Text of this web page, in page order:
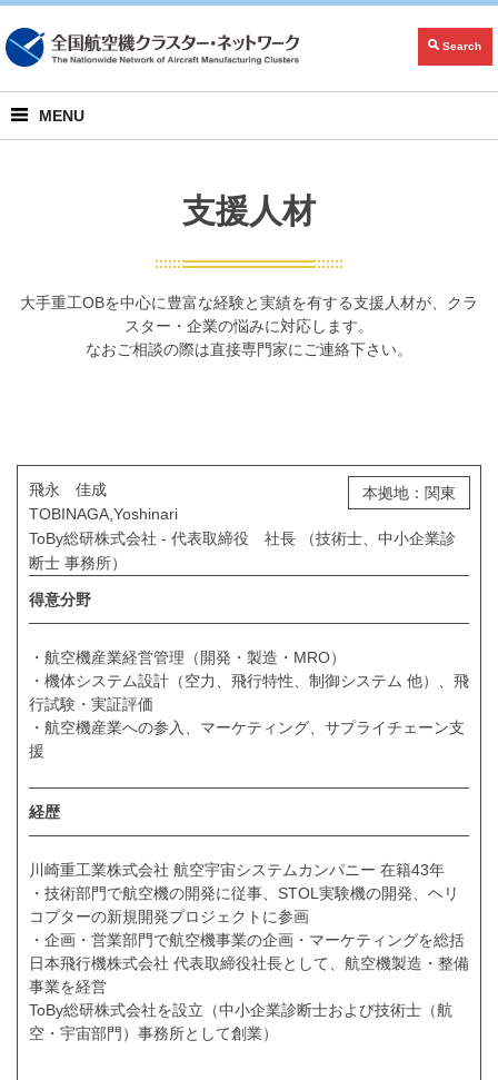
Search
MENU
支援人材
大手重工OBを中心に豊富な経験と実績を有する支援人材が、クラ
スター・企業の悩みに対応します。
なおご相談の際は直接専門家にご連絡下さい。
飛永 佳成
TOBINAGA,Yoshinari
ToBy総研株式会社 - 代表取締役 社長 （技術士、中小企業診
断士 事務所）
本拠地：関東
得意分野
・航空機産業経営管理（開発・製造・MRO）
・機体システム設計（空力、飛行特性、制御システム 他）、飛
行試験・実証評価
・航空機産業への参入、マーケティング、サプライチェーン支
援
経歴
川崎重工業株式会社 航空宇宙システムカンパニー 在籍43年
・技術部門で航空機の開発に従事、STOL実験機の開発、ヘリ
コプターの新規開発プロジェクトに参画
・企画・営業部門で航空機事業の企画・マーケティングを総括
日本飛行機株式会社 代表取締役社長として、航空機製造・整備
事業を経営
ToBy総研株式会社を設立（中小企業診断士および技術士（航
空・宇宙部門）事務所として創業）